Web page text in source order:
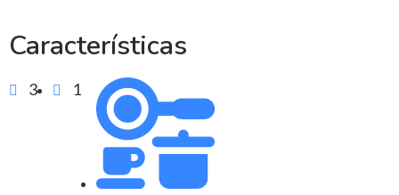
Características
3 1